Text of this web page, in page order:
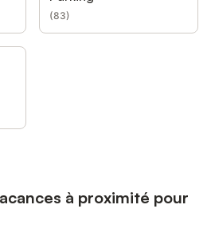
(83)
à proximité pour